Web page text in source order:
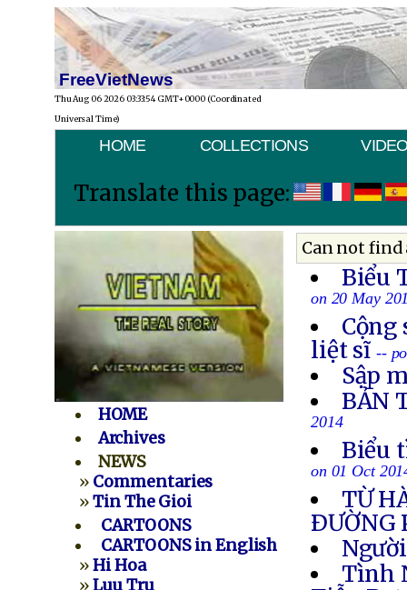
FreeVietNews
Thu Aug 06 2026 03:33:54 GMT+0000 (Coordinated
Universal Time)
HOME COLLECTIONS
Translate this page:
HOME
Archives
NEWS
» Commentaries
»Tin The Gioi
CARTOONS
CARTOONS in English
»Hi Hoa
»Luu Tru
Can not
Biểu
on 20 May
Cộng
liệt sĩ --
Sập
BẢN
2014
Biểu
on 01 Oct
TỪ
ÐƯỜNG
Tình